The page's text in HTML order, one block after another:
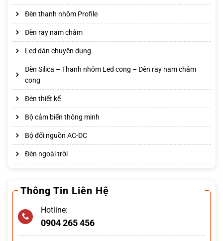
Đèn thanh nhôm Profile
Đèn ray nam châm
Led dán chuyên dụng
Đèn Silica – Thanh nhôm Led cong – Đèn ray nam châm
cong
Đèn thiết kế
Bộ cảm biến thông minh
Bộ đổi nguồn AC-DC
Đèn ngoài trời
Thông Tin Liên Hệ
Hotline:
0904 265 456